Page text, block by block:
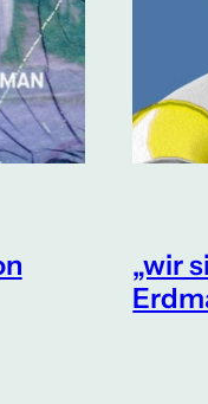
„wir